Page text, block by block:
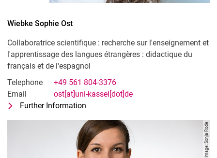
Wiebke Sophie Ost
Collaboratrice scientifique : recherche sur l'enseignement et
l'apprentissage des langues étrangères : didactique du
français et de l'espagnol
Telephone
+49 561 804-3376
Email
ost[at]uni-kassel[dot]de
Further Information
Image: Sonja Rode